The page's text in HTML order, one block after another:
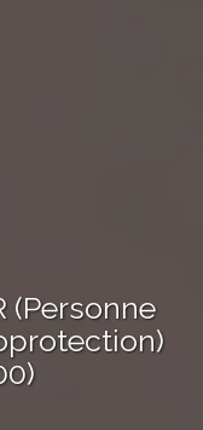
(Personne